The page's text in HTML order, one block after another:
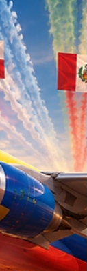
a cadenas
sus negocios.